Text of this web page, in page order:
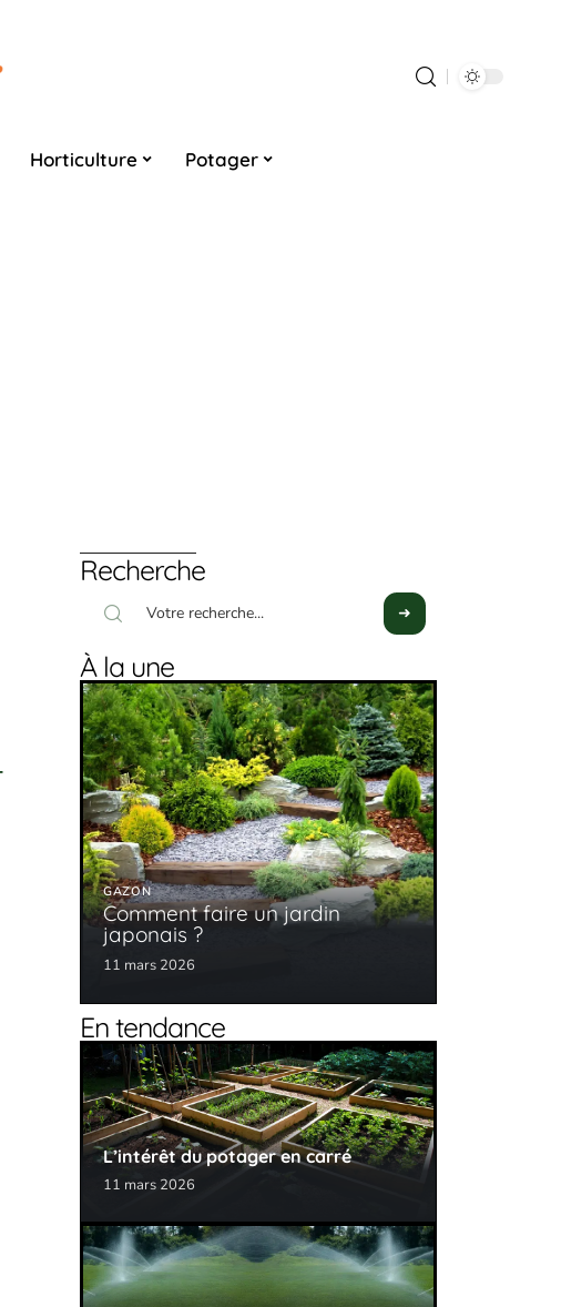
Horticulture Potager
Recherche
À la une
GAZON
Comment faire un jardin
japonais ?
11 mars 2026
En tendance
L’intérêt du potager en carré
11 mars 2026